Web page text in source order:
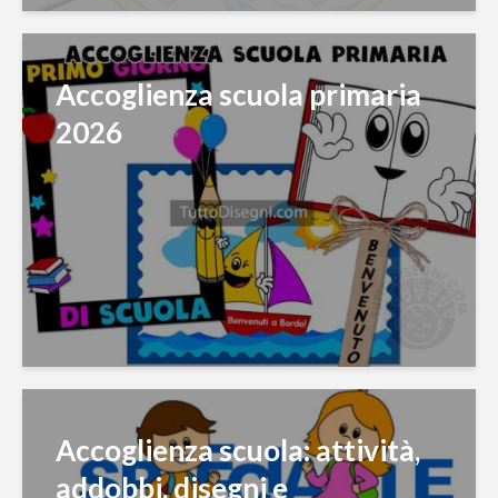
Accoglienza scuola primaria
2026
Accoglienza scuola: attività,
addobbi, disegni e